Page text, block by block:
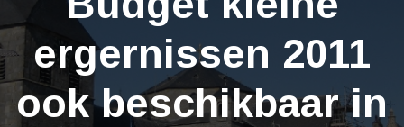
ergernissen 2011
ook beschikbaar in